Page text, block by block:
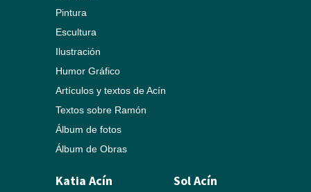
Pintura
Escultura
Ilustración
Humor Gráfico
Artículos y textos de Acín
Textos sobre Ramón
Álbum de fotos
Álbum de Obras
Katia Acín Sol Acín